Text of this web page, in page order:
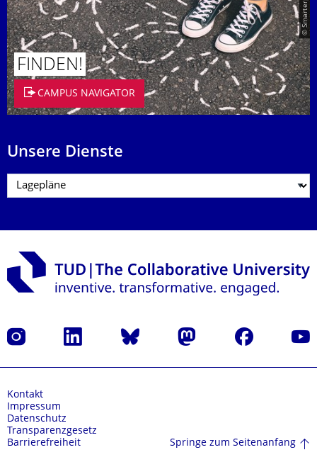
FINDEN!
CAMPUS NAVIGATOR
Unsere Dienste
Instagram LinkedIn Bluesky Mastodon Facebook
Kontakt
Impressum
Datenschutz
Transparenzgesetz
Barrierefreiheit
Springe zum Seitenanfang